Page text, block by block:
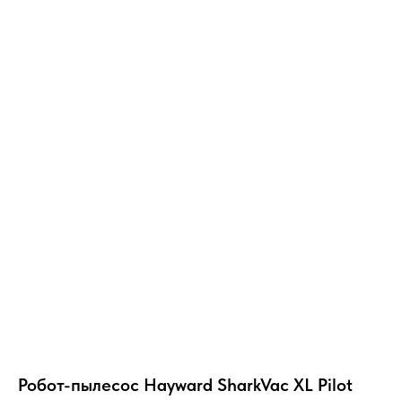
Робот-пылесос Hayward SharkVac XL Pilot